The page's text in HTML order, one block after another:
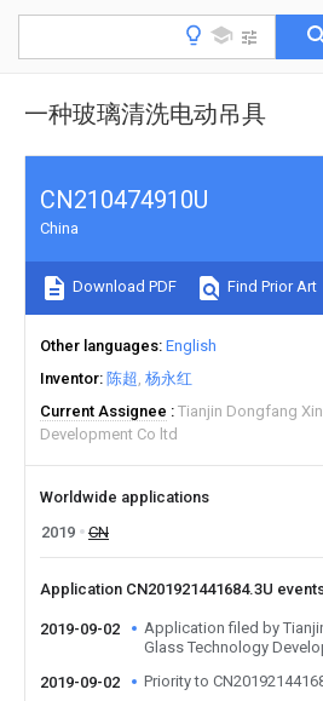
一种玻璃清洗电动吊具
CN210474910U
China
Download PDF Find Prior Art
Other languages English
Inventor 陈超 杨永红
Current Assignee
Tianjin Dongfang
Development Co ltd
Worldwide applications
2019
CN
Application CN201921441684.3U
2019-09-02
Application filed by
Glass Technology
2019-09-02
Priority to